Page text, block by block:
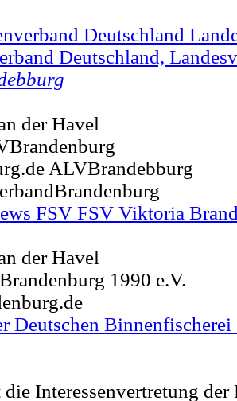
Deutschland
Deutschland,
der Havel
ALVBrandebburg
FSV FSV Viktoria
der Havel
1990 e.V.
Deutschen Binnenfischerei
Interessenvertretung